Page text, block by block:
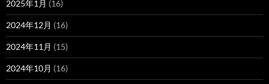
2025年1月 (16)
2024年12月 (16)
2024年11月 (15)
2024年10月 (16)